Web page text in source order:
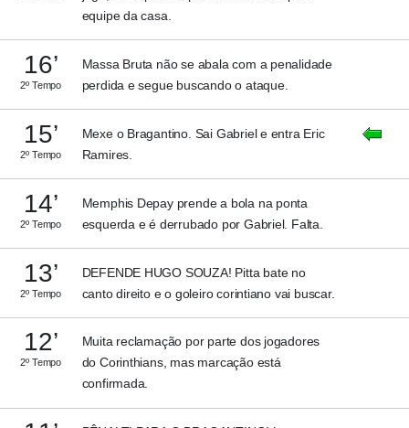
equipe da casa.
16’
2º Tempo
Massa Bruta não se abala com a penalidade
perdida e segue buscando o ataque.
15’
2º Tempo
Mexe o Bragantino. Sai Gabriel e entra Eric
Ramires.
14’
2º Tempo
Memphis Depay prende a bola na ponta
esquerda e é derrubado por Gabriel. Falta.
13’
2º Tempo
DEFENDE HUGO SOUZA! Pitta bate no
canto direito e o goleiro corintiano vai buscar.
12’
2º Tempo
Muita reclamação por parte dos jogadores
do Corinthians, mas marcação está
confirmada.